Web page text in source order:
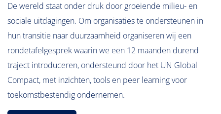
De wereld staat onder druk door groeiende milieu- en
sociale uitdagingen. Om organisaties te ondersteunen in
hun transitie naar duurzaamheid organiseren wij een
rondetafelgesprek waarin we een 12 maanden durend
traject introduceren, ondersteund door het UN Global
Compact, met inzichten, tools en peer learning voor
toekomstbestendig ondernemen.